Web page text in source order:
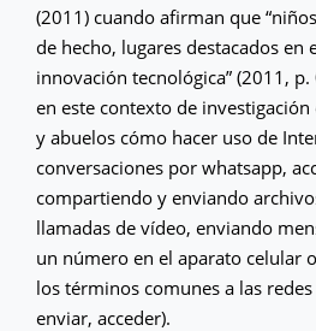
(2011) cuando afirman que
de hecho, lugares destacados en
innovación tecnológica” (2011,
en este contexto de investigación
y abuelos cómo hacer uso de
conversaciones por whatsapp,
compartiendo y enviando
llamadas de vídeo, enviando
un número en el aparato celular
los términos comunes a las
enviar, acceder).